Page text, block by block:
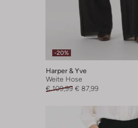
-20%
Harper & Yve
Weite Hose
€ 109,99 € 87,99